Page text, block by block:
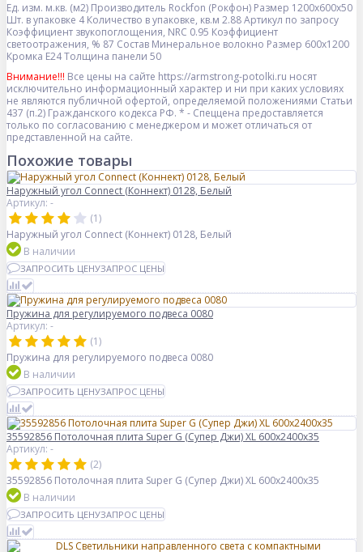
Ед. изм. м.кв. (м2) Производитель Rockfon (Рокфон) Размер 1200x600x50
Шт. в упаковке 4 Количество в упаковке, кв.м 2.88Артикул по запросу
Коэффициент звукопоглощения, NRC 0.95 Коэффициент
светоотражения, % 87 Состав Минеральное волокно Размер 600x1200
Кромка E24Толщина панели 50
Внимание!!! Все цены на сайте https://armstrong-potolki.ru носят
исключительно информационный характер и ни при каких условиях
не являются публичной офертой, определяемой положениями Статьи
437 (п.2) Гражданского кодекса РФ. * - Спеццена предоставляется
только по согласованию с менеджером и может отличаться от
представленной на сайте.
Похожие товары
Наружный угол Connect (Коннект) 0128, Белый
Артикул: -
(1)
Наружный угол Connect (Коннект) 0128, Белый
В наличии
ЗАПРОСИТЬ ЦЕНУЗАПРОС ЦЕНЫ
Пружина для регулируемого подвеса 0080
Артикул: -
(1)
Пружина для регулируемого подвеса 0080
В наличии
ЗАПРОСИТЬ ЦЕНУЗАПРОС ЦЕНЫ
35592856 Потолочная плита Super G (Супер Джи) XL 600x2400x35
Артикул: -
(2)
35592856 Потолочная плита Super G (Супер Джи) XL 600x2400x35
В наличии
ЗАПРОСИТЬ ЦЕНУЗАПРОС ЦЕНЫ